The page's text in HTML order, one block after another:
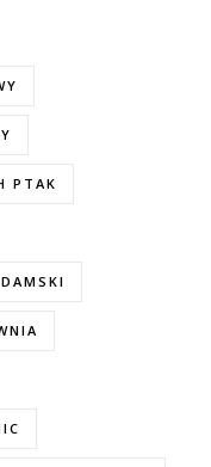
PTAK